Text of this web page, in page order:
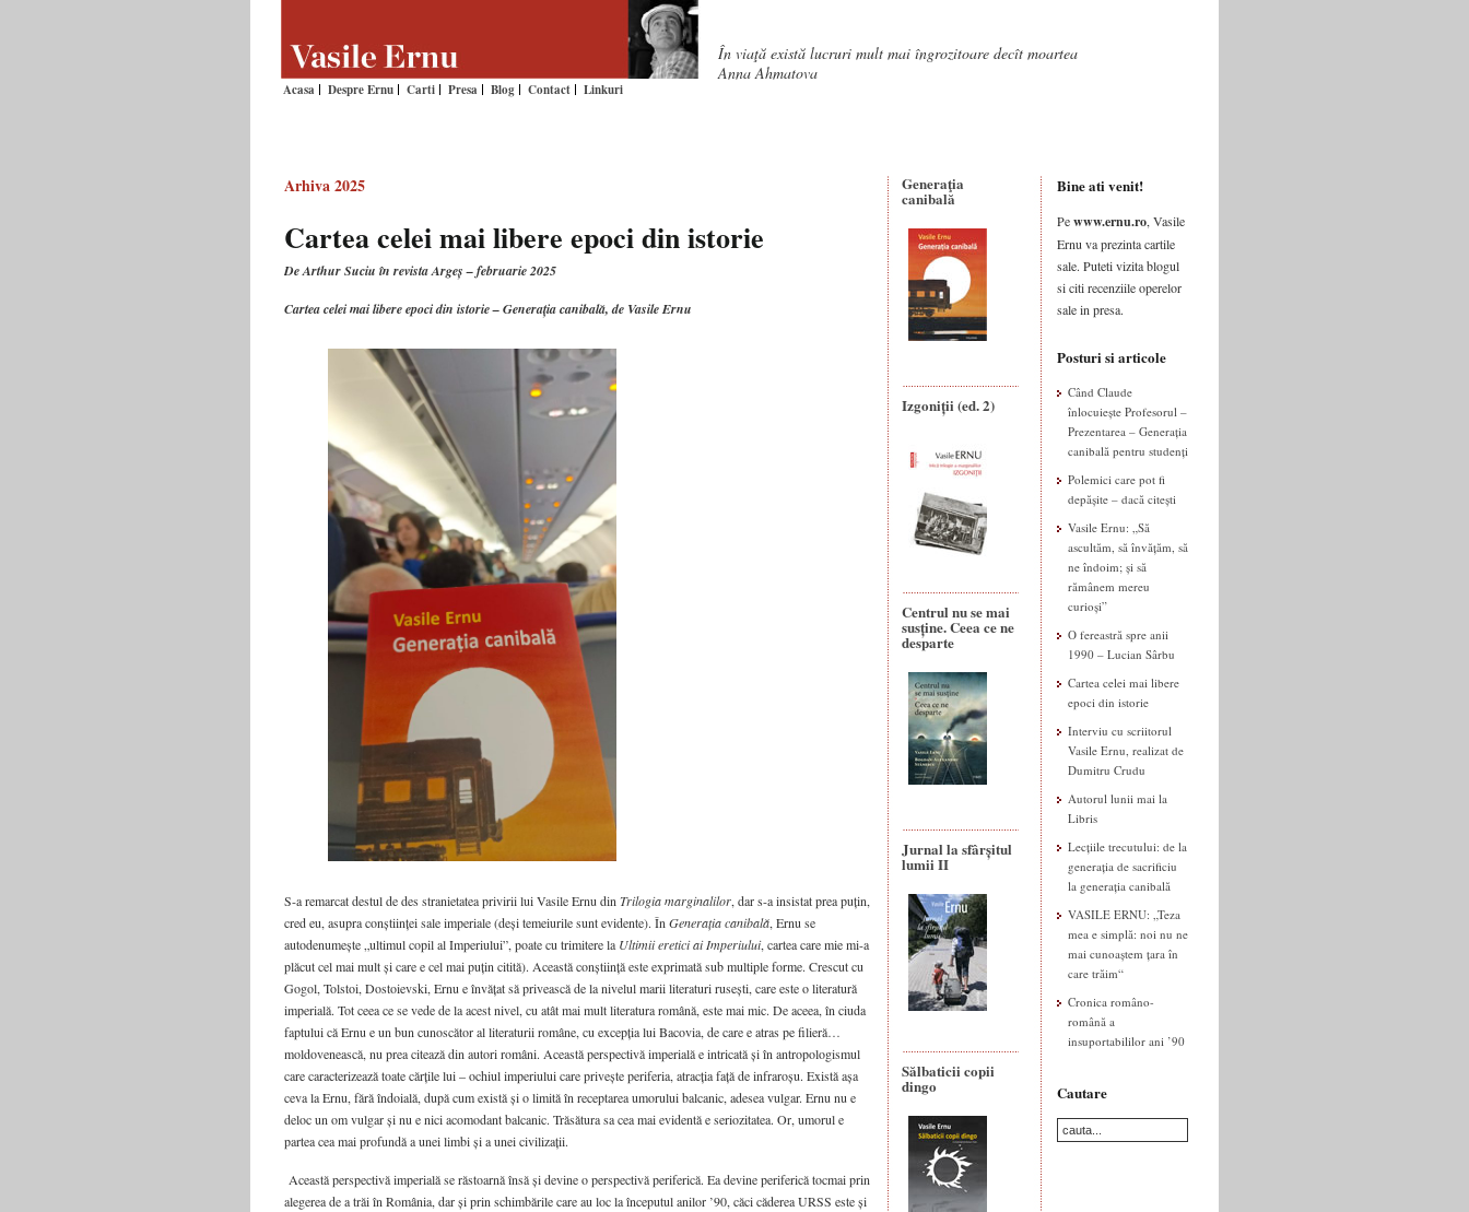
Acasa Despre Ernu Carti Presa Blog Contact Linkuri
În viaţă există lucruri mult mai îngrozitoare decît moartea
Anna Ahmatova
Arhiva 2025
Cartea celei mai libere epoci din istorie
De Arthur Suciu în revista Argeș – februarie 2025
Cartea celei mai libere epoci din istorie – Generația canibală, de Vasile Ernu
S-a remarcat destul de des stranietatea privirii lui Vasile Ernu dinTrilogia marginalilor, dar s-a insistat prea puțin,
cred eu, asupra conștiinței sale imperiale (deși temeiurile sunt evidente). ÎnGenerația canibală, Ernu se
autodenumește „ultimul copil al Imperiului”, poate cu trimitere laUltimii eretici ai Imperiului, cartea care mie mi-a
plăcut cel mai mult și care e cel mai puțin citită). Această conștiință este exprimată sub multiple forme. Crescut cu
Gogol, Tolstoi, Dostoievski, Ernu e învățat să privească de la nivelul marii literaturi rusești, care este o literatură
imperială. Tot ceea ce se vede de la acest nivel, cu atât mai mult literatura română, este mai mic. De aceea, în ciuda
faptului că Ernu e un bun cunoscător al literaturii române, cu excepția lui Bacovia, de care e atras pe filieră…
moldovenească, nu prea citează din autori români. Această perspectivă imperială e intricată și în antropologismul
care caracterizează toate cărțile lui – ochiul imperiului care privește periferia, atracția față de infraroșu. Există așa
ceva la Ernu, fără îndoială, după cum există și o limită în receptarea umorului balcanic, adesea vulgar. Ernu nu e
deloc un om vulgar și nu e nici acomodant balcanic. Trăsătura sa cea mai evidentă e seriozitatea. Or, umorul e
partea cea mai profundă a unei limbi și a unei civilizații.
Această perspectivă imperială se răstoarnă însă și devine o perspectivă periferică. Ea devine periferică tocmai prin
alegerea de a trăi în România, dar și prin schimbările care au loc la începutul anilor ’90, căci căderea URSS este și
Generaţia
canibală
Izgoniții (ed. 2)
Centrul nu se mai
susține. Ceea ce ne
desparte
Jurnal la sfârșitul
lumii II
Sălbaticii copii
dingo
Bine ati venit!
Pewww.ernu.ro, Vasile
Ernu va prezinta cartile
sale. Puteti vizita blogul
si citi recenziile operelor
sale in presa.
Posturi si articole
Când Claude
înlocuiește Profesorul –
Prezentarea – Generația
canibală pentru studenți
Polemici care pot fi
depășite – dacă citești
Vasile Ernu: „Să
ascultăm, să învățăm, să
ne îndoim; și să
rămânem mereu
curioși”
O fereastră spre anii
1990 – Lucian Sârbu
Cartea celei mai libere
epoci din istorie
Interviu cu scriitorul
Vasile Ernu, realizat de
Dumitru Crudu
Autorul lunii mai la
Libris
Lecțiile trecutului: de la
generația de sacrificiu
la generația canibală
VASILE ERNU: „Teza
mea e simplă: noi nu ne
mai cunoaștem țara în
care trăim“
Cronica româno-
română a
insuportabililor ani ’90
Cautare